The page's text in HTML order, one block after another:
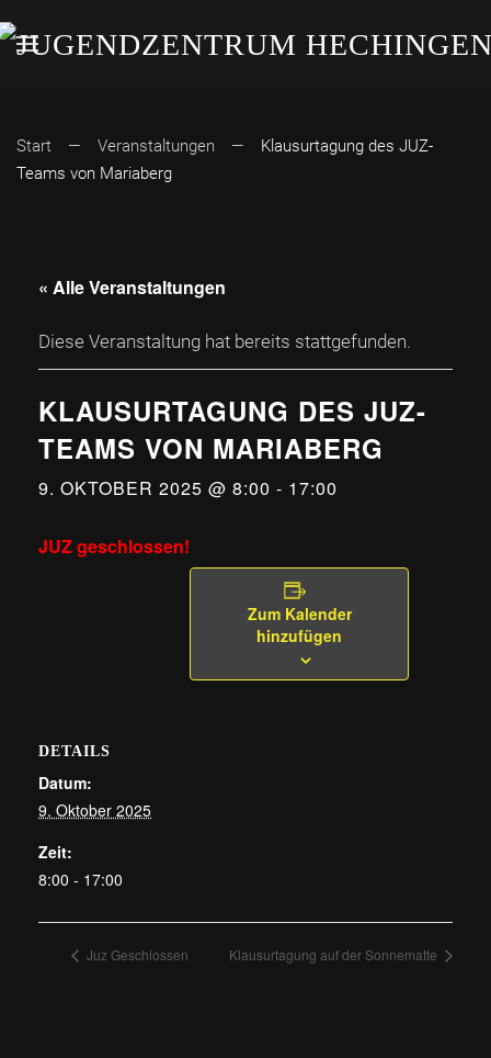
Start Veranstaltungen
Klausurtagung des JUZ-
Teams von Mariaberg
« Alle Veranstaltungen
Diese Veranstaltung hat bereits stattgefunden.
KLAUSURTAGUNG DES JUZ-
TEAMS VON MARIABERG
9. OKTOBER 2025 @ 8:00 - 17:00
JUZ geschlossen!
Zum Kalender
hinzufügen
DETAILS
Datum:
9. Oktober 2025
Zeit:
8:00 - 17:00
Juz Geschlossen Klausurtagung auf der Sonnematte